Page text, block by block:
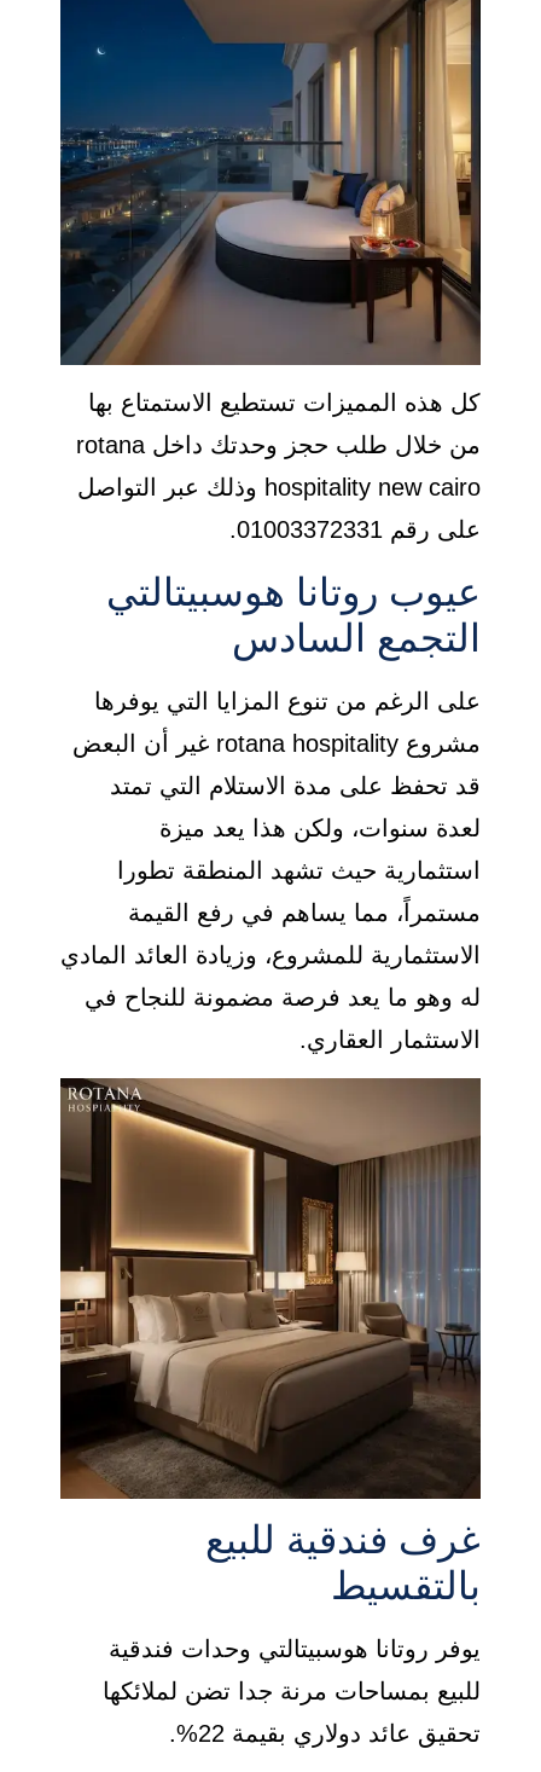
كل هذه المميزات تستطيع الاستمتاع بها
من خلال طلب حجز وحدتك داخل rotana
hospitality new cairo وذلك عبر التواصل
على رقم 01003372331.
عيوب روتانا هوسبيتالتي
التجمع السادس
على الرغم من تنوع المزايا التي يوفرها
مشروع rotana hospitality غير أن البعض
قد تحفظ على مدة الاستلام التي تمتد
لعدة سنوات، ولكن هذا يعد ميزة
استثمارية حيث تشهد المنطقة تطورا
مستمراً، مما يساهم في رفع القيمة
الاستثمارية للمشروع، وزيادة العائد المادي
له وهو ما يعد فرصة مضمونة للنجاح في
الاستثمار العقاري.
غرف فندقية للبيع
بالتقسيط
يوفر روتانا هوسبيتالتي وحدات فندقية
للبيع بمساحات مرنة جدا تضن لملائكها
تحقيق عائد دولاري بقيمة 22%.